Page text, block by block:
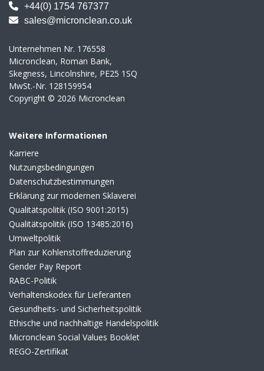
+44(0) 1754 767377
sales@micronclean.co.uk
Unternehmen Nr. 176558
Micronclean, Roman Bank,
Skegness, Lincolnshire, PE25 1SQ
MwSt.-Nr. 128159954
Copyright © 2026 Micronclean
Weitere Informationen
Karriere
Nutzungsbedingungen
Datenschutzbestimmungen
Erklärung zur modernen Sklaverei
Qualitätspolitik (ISO 9001:2015)
Qualitätspolitik (ISO 13485:2016)
Umweltpolitik
Plan zur Kohlenstoffreduzierung
Gender Pay Report
RABC-Politik
Verhaltenskodex für Lieferanten
Gesundheits- und Sicherheitspolitik
Ethische und nachhaltige Handelspolitik
Micronclean Social Values Booklet
REGO-Zertifikat